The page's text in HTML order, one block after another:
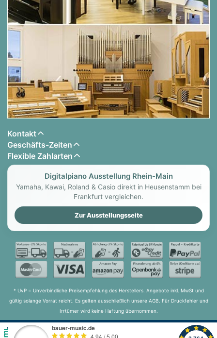
Kontakt
Geschäfts-Zeiten
Flexible Zahlarten
Digitalpiano Ausstellung Rhein-Main
Yamaha, Kawai, Roland & Casio direkt in Heusenstamm bei
Frankfurt vergleichen.
Zur Ausstellungsseite
* UvP = Unverbindliche Preisempfehlung des Herstellers. Angebote inkl. MwSt und
gültig solange Vorrat reicht. Es gelten ausschließlich unsere AGB. Für Druckfehler und
Irrtümer wird keine Haftung übernommen.